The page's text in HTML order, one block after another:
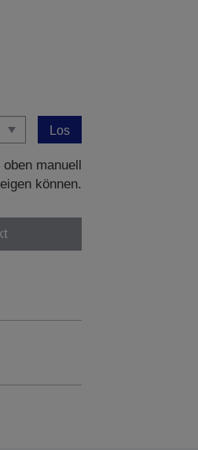
Los
manuell
können.